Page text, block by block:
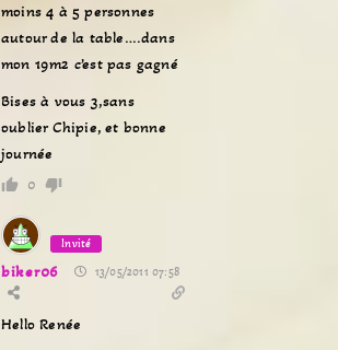
moins 4 à 5 personnes
autour de la table….dans
mon 19m2 c’est pas gagné
Bises à vous 3,sans
oublier Chipie, et bonne
journée
0
Invité
biker06 13/05/2011 07:58
Hello Renée